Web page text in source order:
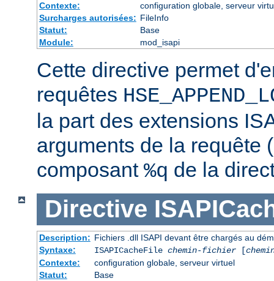
Contexte:
configuration globale, serveur
Surcharges autorisées: FileInfo
Statut:
Base
Module:
mod_isapi
Cette directive permet
requêtes
la part des extensions
arguments de la requête
composant %q de la
Directive
Description: Fichiers .dll ISAPI devant être chargés au
Syntaxe:
ISAPICacheFile chemin-fichier[
Contexte:
configuration globale, serveur virtuel
Statut:
Base